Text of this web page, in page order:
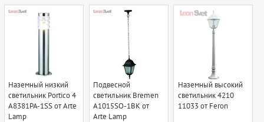
Наземный низкий
светильник Portico 4
A8381PA-1SS от Arte
Lamp
Подвесной
светильник Bremen
A1015SO-1BK от
Arte Lamp
Наземный высокий
светильник 4210
11033 от Feron